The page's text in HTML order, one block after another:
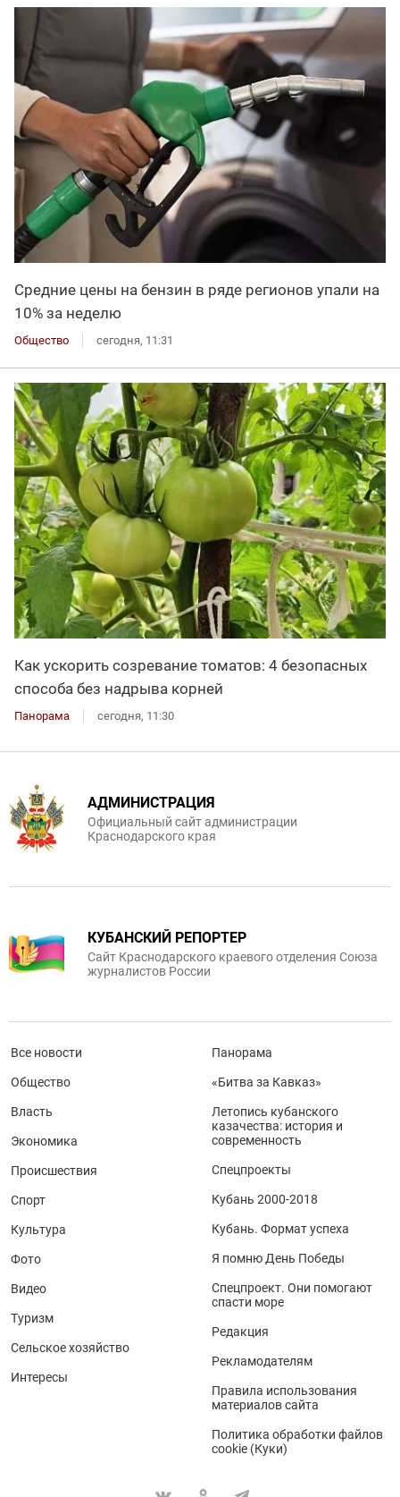
Средние цены на бензин в ряде регионов упали на
10% за неделю
Общество сегодня, 11:31
Как ускорить созревание томатов: 4 безопасных
способа без надрыва корней
Панорама сегодня, 11:30
АДМИНИСТРАЦИЯ
Официальный сайт администрации
Краснодарского края
КУБАНСКИЙ РЕПОРТЕР
Сайт Краснодарского краевого отделения Союза
журналистов России
Все новости
Общество
Власть
Экономика
Происшествия
Спорт
Культура
Фото
Видео
Туризм
Сельское хозяйство
Интересы
Панорама
«Битва за Кавказ»
Летопись кубанского
казачества: история и
современность
Спецпроекты
Кубань 2000-2018
Кубань. Формат успеха
Я помню День Победы
Спецпроект. Они помогают
спасти море
Редакция
Рекламодателям
Правила использования
материалов сайта
Политика обработки файлов
cookie (Куки)